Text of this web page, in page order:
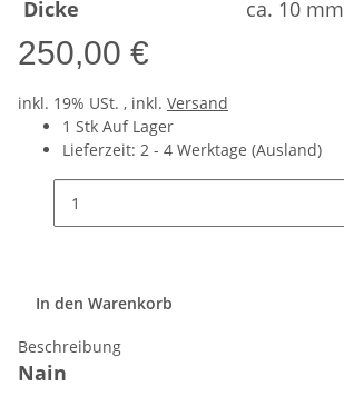
Dicke
ca. 10 mm
250,00 €
inkl. 19% USt. , inkl. Versand
1 Stk Auf Lager
Lieferzeit: 2 - 4 Werktage (Ausland)
In den Warenkorb
Beschreibung
Nain